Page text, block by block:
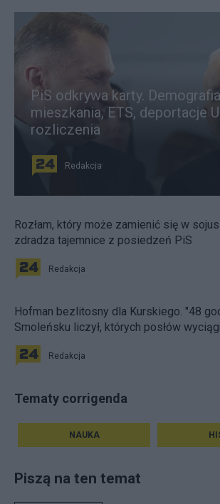
PiS odkrywa karty.
mieszkania, ETS, deportacje
rozliczenia
Redakcja
Rozłam, który może zamienić się w
zdradza tajemnice z posiedzeń PiS
Redakcja
Hofman bezlitosny dla Kurskiego. "48
Smoleńsku liczył, których posłów
Redakcja
Tematy corrigenda
NAUKA
Piszą na ten temat